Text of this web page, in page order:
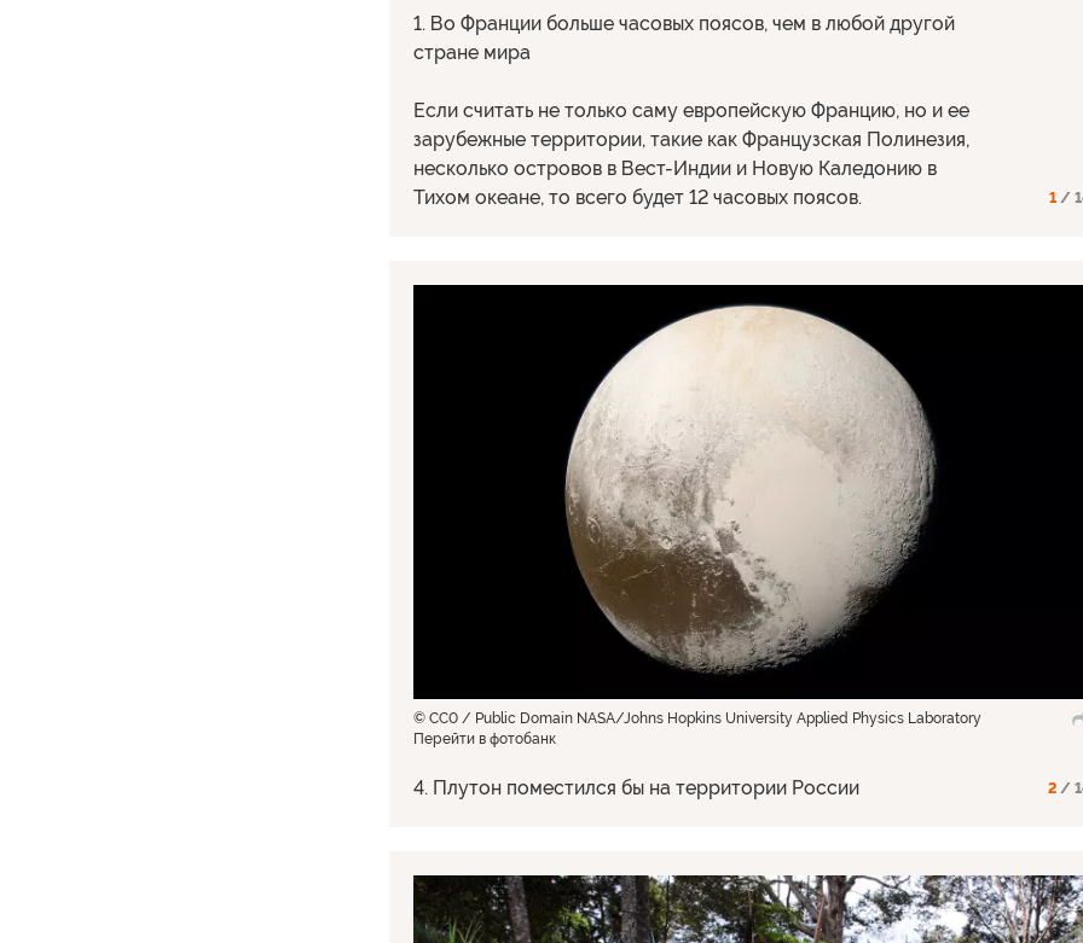
1. Во Франции больше часовых поясов, чем в любой другой
стране мира
Если считать не только саму европейскую Францию, но и ее
зарубежные территории, такие как Французская Полинезия,
несколько островов в Вест-Индии и Новую Каледонию в
Тихом океане, то всего будет 12 часовых поясов.
1 /
© CC0 / Public Domain NASA/Johns Hopkins University Applied Physics Laboratory
Перейти в фотобанк
4. Плутон поместился бы на территории России 2 /